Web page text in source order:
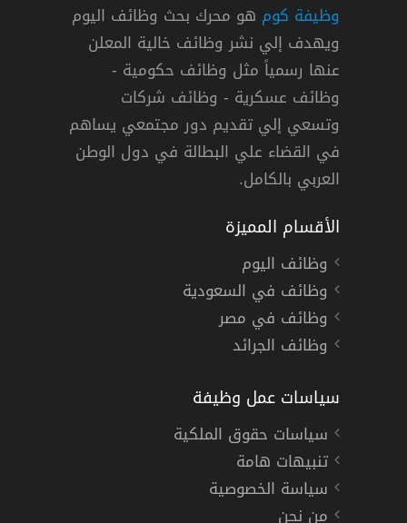
وظائف تقنية للجامعيين من ذوي الخبرة
دوام كامل
وظيفة كوم هو محرك بحث وظائف اليوم
ويهدف إلي نشر وظائف خالية المعلن
عنها رسمياً مثل وظائف حكومية -
وظائف عسكرية - وظائف شركات
وتسعي إلي تقديم دور مجتمعي يساهم
في القضاء علي البطالة في دول الوطن
العربي بالكامل.
الأقسام المميزة
وظائف اليوم
وظائف في السعودية
وظائف في مصر
وظائف الجرائد
سياسات عمل وظيفة
سياسات حقوق الملكية
تنبيهات هامة
سياسة الخصوصية
من نحن